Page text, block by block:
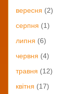
вересня (2)
серпня (1)
липня (6)
червня (4)
травня (12)
квітня (17)